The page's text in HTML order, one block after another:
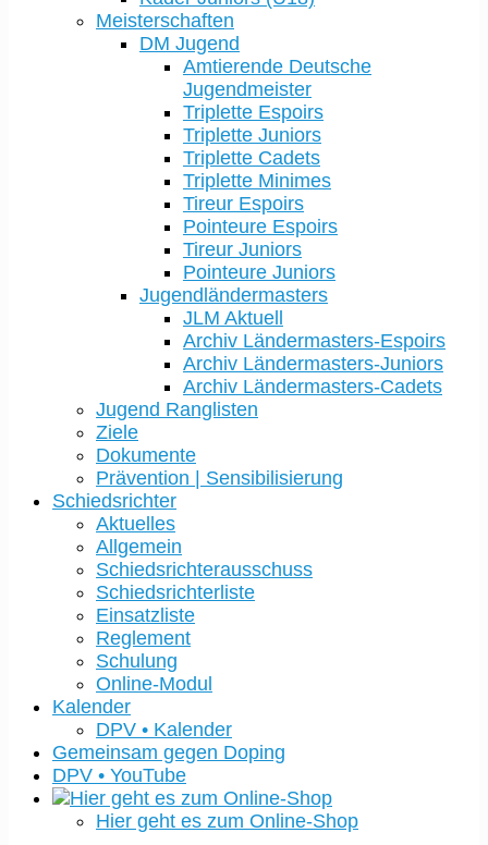
Meisterschaften
DM Jugend
Amtierende Deutsche
Jugendmeister
Triplette Espoirs
Triplette Juniors
Triplette Cadets
Triplette Minimes
Tireur Espoirs
Pointeure Espoirs
Tireur Juniors
Pointeure Juniors
Jugendländermasters
JLM Aktuell
Archiv Ländermasters-Espoirs
Archiv Ländermasters-Juniors
Archiv Ländermasters-Cadets
Jugend Ranglisten
Ziele
Dokumente
Prävention | Sensibilisierung
Schiedsrichter
Aktuelles
Allgemein
Schiedsrichterausschuss
Schiedsrichterliste
Einsatzliste
Reglement
Schulung
Online-Modul
Kalender
DPV • Kalender
Gemeinsam gegen Doping
DPV • YouTube
Hier geht es zum Online-Shop